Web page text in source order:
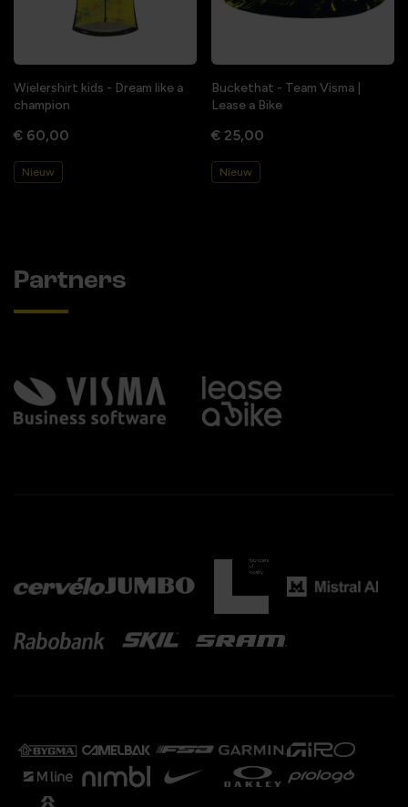
Wielershirt kids - Dream like a
champion
€ 60,00
Nieuw
Buckethat - Team Visma |
Lease a Bike
€ 25,00
Nieuw
Partners